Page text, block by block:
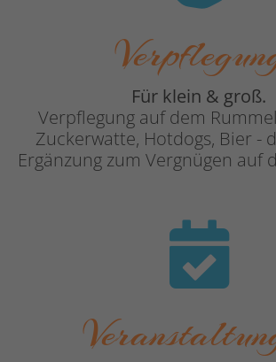
Für klein & groß.
Verpflegung auf dem
Zuckerwatte, Hotdogs, Bier -
Ergänzung zum Vergnügen auf